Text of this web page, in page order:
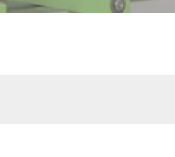
ています。
。